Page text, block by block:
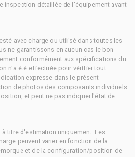
inspection détaillée de l'équipement avant
avec charge ou utilisé dans toutes les
ne garantissons en aucun cas le bon
conformément aux spécifications du
n'a été effectuée pour vérifier tout
expresse dans le présent
de photos des composants individuels
et peut ne pas indiquer l'état de
titre d'estimation uniquement. Les
peuvent varier en fonction de la
et de la configuration/position de